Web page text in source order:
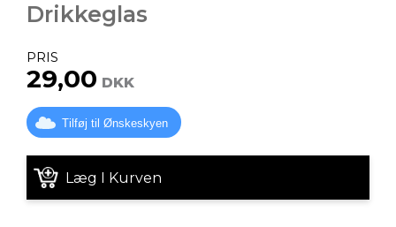
Drikkeglas
PRIS
29,00 DKK
Tilføj til Ønskeskyen
Læg I Kurven